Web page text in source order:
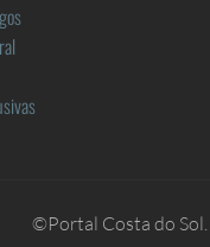
©Portal Costa do